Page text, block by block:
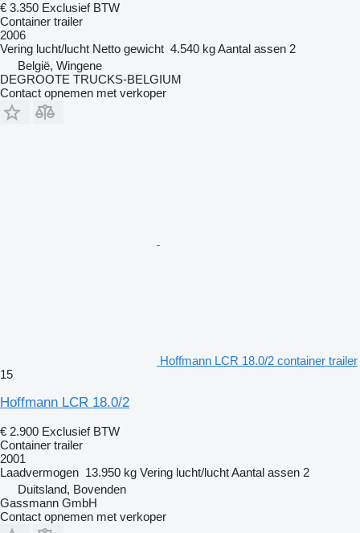
€ 3.350 Exclusief BTW
Container trailer
2006
Vering lucht/lucht Netto gewicht 4.540 kgAantal assen 2
België, Wingene
DEGROOTE TRUCKS-BELGIUM
Contact opnemen met verkoper
Hoffmann LCR 18.0/2 container trailer
15
Hoffmann LCR 18.0/2
€ 2.900 Exclusief BTW
Container trailer
2001
Laadvermogen 13.950 kg Vering lucht/luchtAantal assen 2
Duitsland, Bovenden
Gassmann GmbH
Contact opnemen met verkoper